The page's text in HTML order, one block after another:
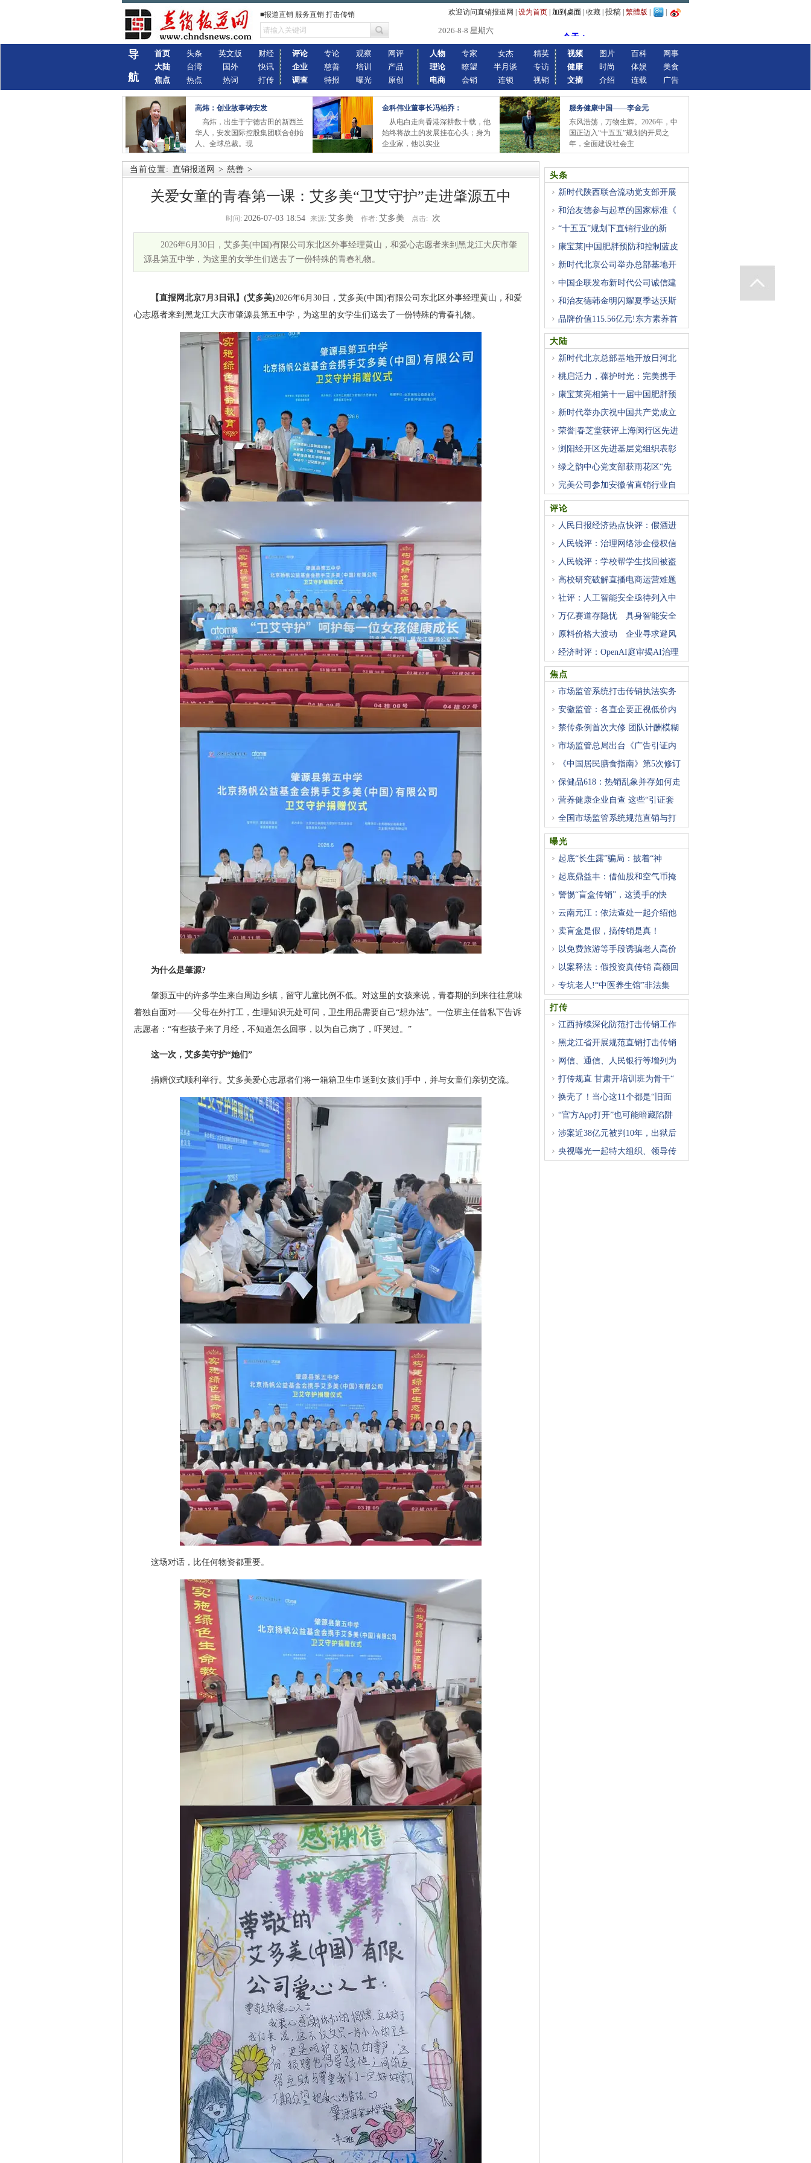
■报道直销 服务直销 打击传销 欢迎访问直销报道网 设为首页 加到桌面 收藏 投稿 繁體版
2026-8-8 星期六
导
航
首页
大陆
焦点
头条
台湾
热点
英文版
国外
热词
财经
快讯
打传
评论
企业
调查
专论
慈善
特报
观察
培训
曝光
网评
产品
原创
人物
理论
电商
专家
瞭望
会销
女杰
半月谈
连锁
精英
专访
视销
视频
健康
文摘
图片
时尚
介绍
百科
体娱
连载
网事
美食
广告
高炜：创业故事铸安发
高炜，出生于宁德古田的新西兰
华人，安发国际控股集团联合创始
人、全球总裁。现
金科伟业董事长冯柏乔：
从电白走向香港深耕数十载，他
始终将故土的发展挂在心头；身为
企业家，他以实业
服务健康中国——李金元
东风浩荡，万物生辉。2026年，中
国正迈入“十五五”规划的开局之
年，全面建设社会主
当前位置: 直销报道网 > 慈善 >
关爱女童的青春第一课：艾多美“卫艾守护”走进肇源五中
时间: 2026-07-03 18:54 来源: 艾多美 作者: 艾多美 点击: 次
2026年6月30日，艾多美(中国)有限公司东北区外事经理黄山，和爱心志愿者来到黑龙江大庆市肇
源县第五中学，为这里的女学生们送去了一份特殊的青春礼物。
【直报网北京7月3日讯】(艾多美)2026年6月30日，艾多美(中国)有限公司东北区外事经理黄山，和爱
心志愿者来到黑龙江大庆市肇源县第五中学，为这里的女学生们送去了一份特殊的青春礼物。
为什么是肇源?
肇源五中的许多学生来自周边乡镇，留守儿童比例不低。对这里的女孩来说，青春期的到来往往意味
着独自面对——父母在外打工，生理知识无处可问，卫生用品需要自己“想办法”。一位班主任曾私下告诉
志愿者：“有些孩子来了月经，不知道怎么回事，以为自己病了，吓哭过。”
这一次，艾多美守护“她们”
捐赠仪式顺利举行。艾多美爱心志愿者们将一箱箱卫生巾送到女孩们手中，并与女童们亲切交流。
这场对话，比任何物资都重要。
头条
新时代陕西联合流动党支部开展
和治友德参与起草的国家标准《
“十五五”规划下直销行业的新
康宝莱|中国肥胖预防和控制蓝皮
新时代北京公司举办总部基地开
中国企联发布新时代公司诚信建
和治友德韩金明闪耀夏季达沃斯
品牌价值115.56亿元!东方素养首
登
大陆
新时代北京总部基地开放日河北
桃启活力，葆护时光：完美携手
康宝莱亮相第十一届中国肥胖预
新时代举办庆祝中国共产党成立
荣誉|春芝堂获评上海闵行区先进
浏阳经开区先进基层党组织表彰
绿之韵中心党支部获雨花区“先
完美公司参加安徽省直销行业自
评论
人民日报经济热点快评：假酒进
人民锐评：治理网络涉企侵权信
人民锐评：学校帮学生找回被盗
高校研究破解直播电商运营难题
社评：人工智能安全亟待列入中
万亿赛道存隐忧 具身智能安全
原料价格大波动 企业寻求避风
经济时评：OpenAI庭审揭AI治理
困
焦点
市场监管系统打击传销执法实务
安徽监管：各直企要正视低价内
禁传条例首次大修 团队计酬模糊
市场监管总局出台《广告引证内
《中国居民膳食指南》第5次修订
保健品618：热销乱象并存如何走
营养健康企业自查 这些“引证套
全国市场监管系统规范直销与打
曝光
起底“长生露”骗局：披着“神
起底鼎益丰：借仙股和空气币掩
警惕“盲盒传销”，这烫手的快
云南元江：依法查处一起介绍他
卖盲盒是假，搞传销是真！
以免费旅游等手段诱骗老人高价
以案释法：假投资真传销 高额回
专坑老人!“中医养生馆”非法集
打传
江西持续深化防范打击传销工作
黑龙江省开展规范直销打击传销
网信、通信、人民银行等增列为
打传规直 甘肃开培训班为骨干“
换壳了！当心这11个都是“旧面
“官方App打开”也可能暗藏陷阱
涉案近38亿元被判10年，出狱后
央视曝光一起特大组织、领导传